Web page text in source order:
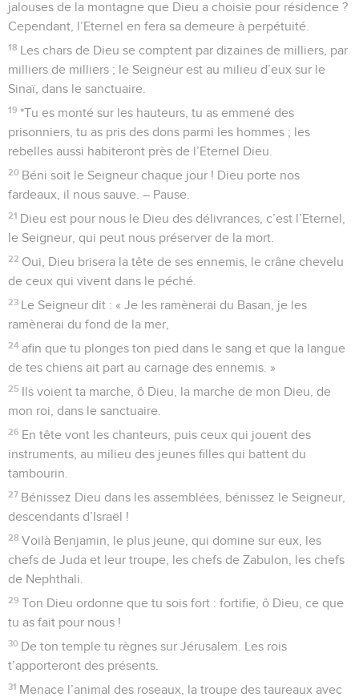
jalouses de la montagne que Dieu a choisie pour résidence ?
Cependant, l’Eternel en fera sa demeure à perpétuité.
18 Les chars de Dieu se comptent par dizaines de milliers, par
milliers de milliers ; le Seigneur est au milieu d’eux sur le
Sinaï, dans le sanctuaire.
19 *Tu es monté sur les hauteurs, tu as emmené des
prisonniers, tu as pris des dons parmi les hommes ; les
rebelles aussi habiteront près de l’Eternel Dieu.
20 Béni soit le Seigneur chaque jour ! Dieu porte nos
fardeaux, il nous sauve. – Pause.
21 Dieu est pour nous le Dieu des délivrances, c’est l’Eternel,
le Seigneur, qui peut nous préserver de la mort.
22 Oui, Dieu brisera la tête de ses ennemis, le crâne chevelu
de ceux qui vivent dans le péché.
23 Le Seigneur dit : « Je les ramènerai du Basan, je les
ramènerai du fond de la mer,
24 afin que tu plonges ton pied dans le sang et que la langue
de tes chiens ait part au carnage des ennemis. »
25 Ils voient ta marche, ô Dieu, la marche de mon Dieu, de
mon roi, dans le sanctuaire.
26 En tête vont les chanteurs, puis ceux qui jouent des
instruments, au milieu des jeunes filles qui battent du
tambourin.
27 Bénissez Dieu dans les assemblées, bénissez le Seigneur,
descendants d’Israël !
28 Voilà Benjamin, le plus jeune, qui domine sur eux, les
chefs de Juda et leur troupe, les chefs de Zabulon, les chefs
de Nephthali.
29 Ton Dieu ordonne que tu sois fort : fortifie, ô Dieu, ce que
tu as fait pour nous !
30 De ton temple tu règnes sur Jérusalem. Les rois
t’apporteront des présents.
31 Menace l’animal des roseaux, la troupe des taureaux avec